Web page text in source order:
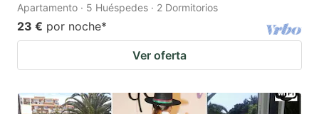
Apartamento · 5 Huéspedes · 2 Dormitorios
23 € por noche*
Ver oferta